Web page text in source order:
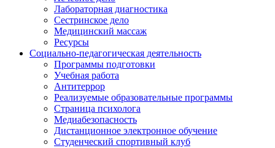
Лабораторная диагностика
Сестринское дело
Медицинский массаж
Ресурсы
Социально-педагогическая деятельность
Программы подготовки
Учебная работа
Антитеррор
Реализуемые образовательные программы
Страница психолога
Медиабезопасность
Дистанционное электронное обучение
Студенческий спортивный клуб